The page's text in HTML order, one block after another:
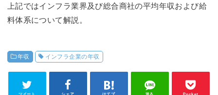
上記ではインフラ業界及び総合商社の平均年収および給
料体系について解説。
年収 インフラ企業の年収
ツイート シェア はてブ 送る Pocket